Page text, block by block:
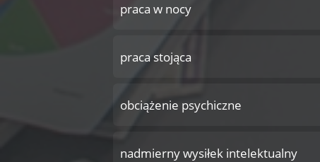
praca w nocy
praca stojąca
obciążenie psychiczne
nadmierny wysiłek intelektualny